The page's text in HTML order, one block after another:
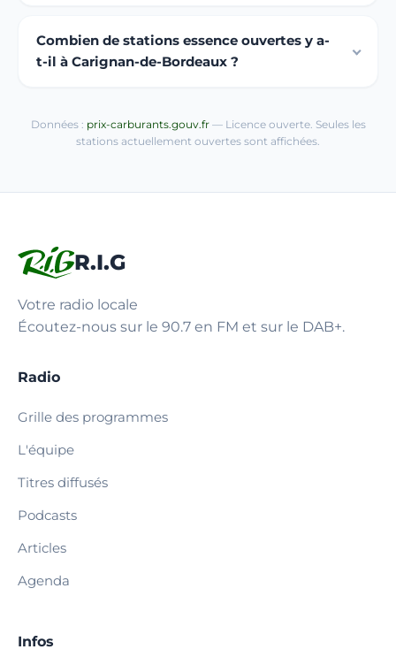
Combien de stations essence ouvertes y a-
t-il à Carignan-de-Bordeaux ?
Données : prix-carburants.gouv.fr— Licence ouverte. Seules les
stations actuellement ouvertes sont affichées.
R.I.G
Votre radio locale
Écoutez-nous sur le 90.7 en FM et sur le DAB+.
Radio
Grille des programmes
L'équipe
Titres diffusés
Podcasts
Articles
Agenda
Infos